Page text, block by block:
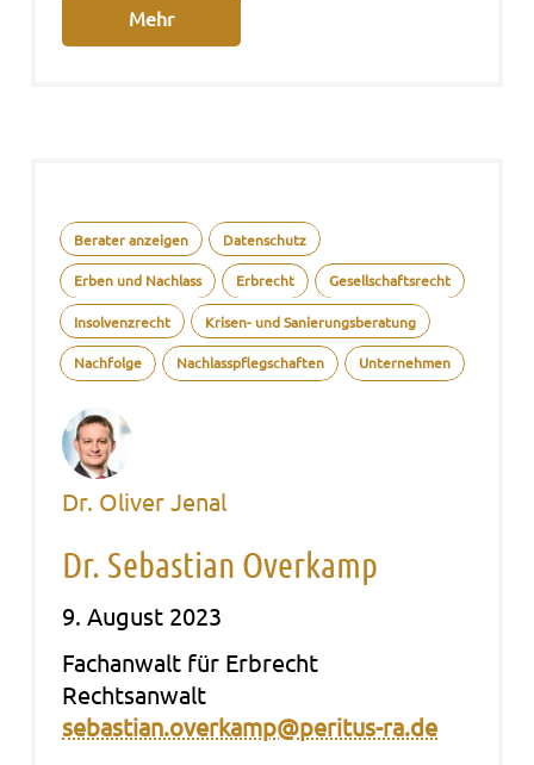
Mehr
Berater anzeigen Datenschutz
Erben und Nachlass Erbrecht Gesellschaftsrecht
Insolvenzrecht Krisen- und Sanierungsberatung
Nachfolge Nachlasspflegschaften Unternehmen
Dr. Oliver Jenal
Dr. Sebastian Overkamp
9. August 2023
Fach­an­walt für Erbrecht
Rechts­an­walt
sebastian.overkamp@peritus-ra.de